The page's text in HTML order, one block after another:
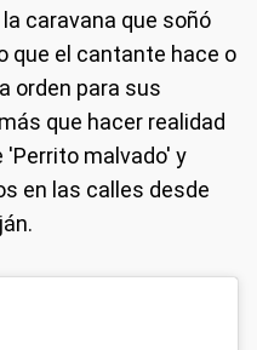
caravana que soñó
que el cantante hace o
orden para sus
que hacer realidad
malvado' y
en las calles desde